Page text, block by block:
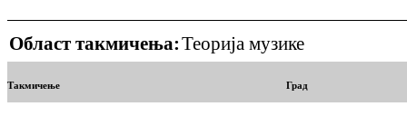
Област такмичења:Теорија музике
Такмичење Град